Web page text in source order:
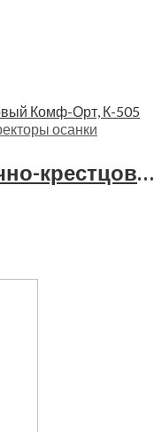
осанки
Корсет грудо-пояснично-крестцовый Комф-Орт, К-505